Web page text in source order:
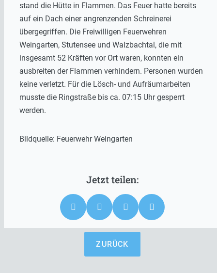
stand die Hütte in Flammen. Das Feuer hatte bereits
auf ein Dach einer angrenzenden Schreinerei
übergegriffen. Die Freiwilligen Feuerwehren
Weingarten, Stutensee und Walzbachtal, die mit
insgesamt 52 Kräften vor Ort waren, konnten ein
ausbreiten der Flammen verhindern. Personen wurden
keine verletzt. Für die Lösch- und Aufräumarbeiten
musste die Ringstraße bis ca. 07:15 Uhr gesperrt
werden.
Bildquelle: Feuerwehr Weingarten
ZURÜCK